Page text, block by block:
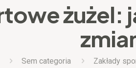
żużel:
Sem categoria Zakłady